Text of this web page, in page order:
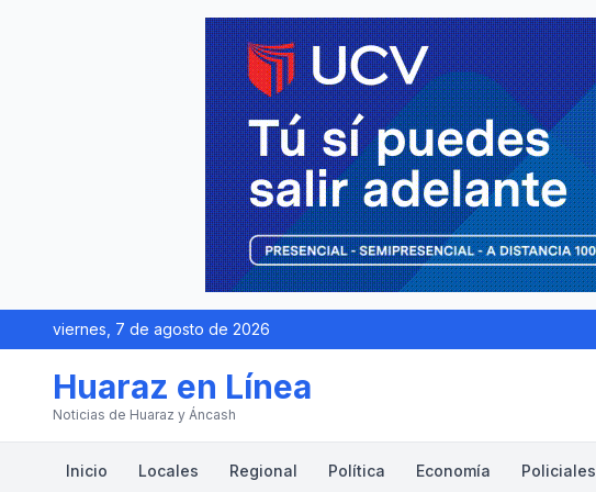
viernes, 7 de agosto de 2026
Huaraz en Línea
Noticias de Huaraz y Áncash
Inicio Locales Regional Política Economía Policiales